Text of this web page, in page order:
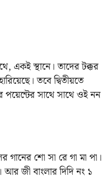
একই স্থানে। তাদের টক্কর
তবে দ্বিতীয়তে
পয়েন্টের সাথে সাথে ওই নন
গানের শো সা রে গা মা পা।
জী বাংলার দিদি নং ১